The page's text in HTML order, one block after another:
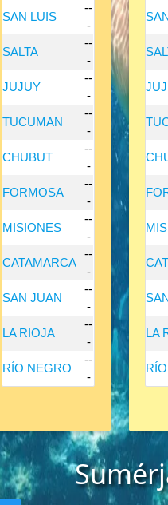
SAN LUIS
--
-
SALTA
--
-
JUJUY
--
-
TUCUMAN
--
-
CHUBUT
--
-
FORMOSA
--
-
MISIONES
--
-
CATAMARCA
--
-
SAN JUAN
--
-
LA RIOJA
--
-
RÍO NEGRO
--
-
LA